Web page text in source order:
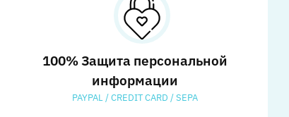
100% Защита персональной
информации
PAYPAL / CREDIT CARD / SEPA